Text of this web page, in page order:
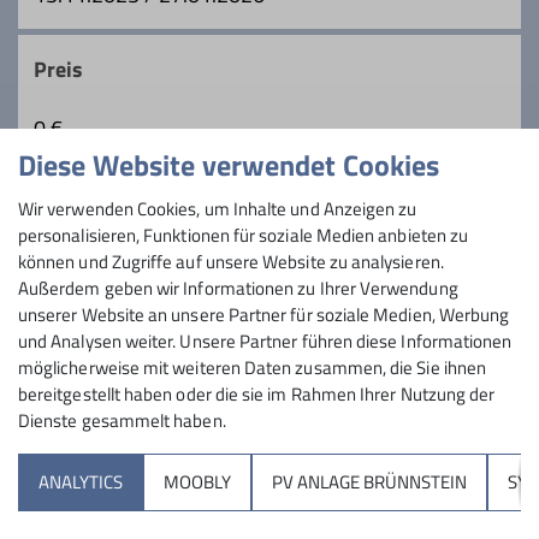
Preis
0 €
Maximale Teilnehmeranzahl
6
Sektion
Diese Website verwendet Cookies
Wir verwenden Cookies, um Inhalte und Anzeigen zu
personalisieren, Funktionen für soziale Medien anbieten zu
können und Zugriffe auf unsere Website zu analysieren.
Außerdem geben wir Informationen zu Ihrer Verwendung
unserer Website an unsere Partner für soziale Medien, Werbung
und Analysen weiter. Unsere Partner führen diese Informationen
möglicherweise mit weiteren Daten zusammen, die Sie ihnen
bereitgestellt haben oder die sie im Rahmen Ihrer Nutzung der
Dienste gesammelt haben.
ANALYTICS MOOBLY PV ANLAGE BRÜNNSTEIN